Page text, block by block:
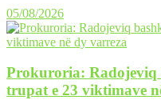
05/08/2026
Prokuroria: Radojeviq
trupat e 23 viktimave